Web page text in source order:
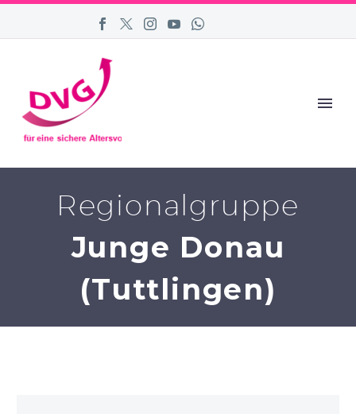
Regionalgruppe
Junge Donau
(Tuttlingen)